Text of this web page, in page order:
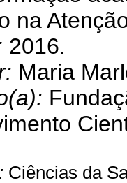
na
2016.
Maria
Ciências da